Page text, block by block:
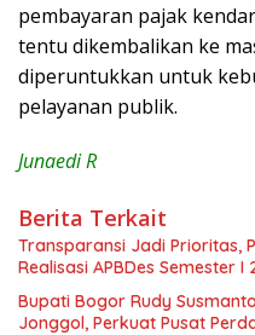
pembayaran pajak
tentu dikembalikan ke
diperuntukkan untuk
pelayanan publik.
Junaedi R
Berita Terkait
Transparansi Jadi Prioritas,
Realisasi APBDes Semester I
Bupati Bogor Rudy
Jonggol, Perkuat Pusat